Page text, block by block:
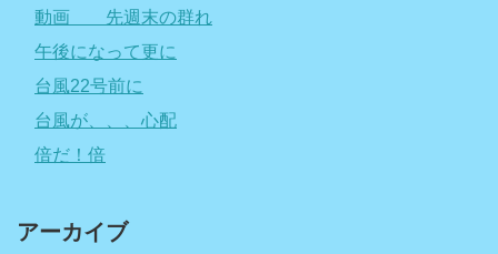
動画 先週末の群れ
午後になって更に
台風22号前に
台風が、、、心配
倍だ！倍
アーカイブ